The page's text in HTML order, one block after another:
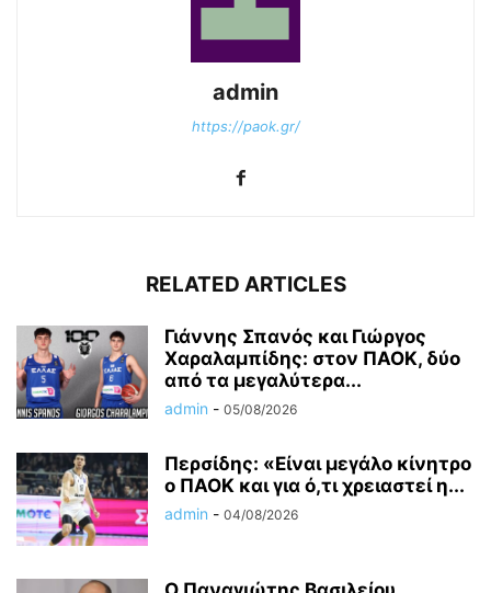
admin
https://paok.gr/
RELATED ARTICLES
Γιάννης Σπανός και Γιώργος
Χαραλαμπίδης: στον ΠΑΟΚ, δύο
από τα μεγαλύτερα...
admin - 05/08/2026
Περσίδης: «Είναι μεγάλο κίνητρο
ο ΠΑΟΚ και για ό,τι χρειαστεί η...
admin - 04/08/2026